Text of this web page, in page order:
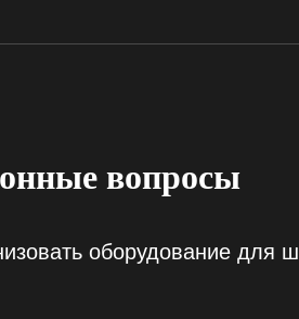
вопросы
оборудование для